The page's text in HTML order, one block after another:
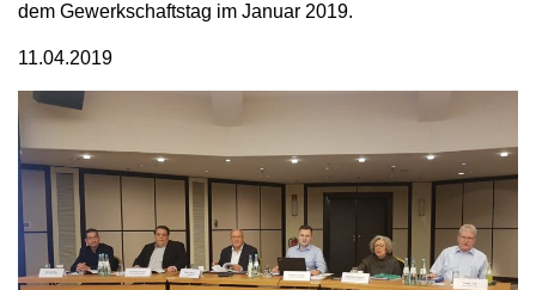
dem Gewerkschaftstag im Januar 2019.
11.04.2019